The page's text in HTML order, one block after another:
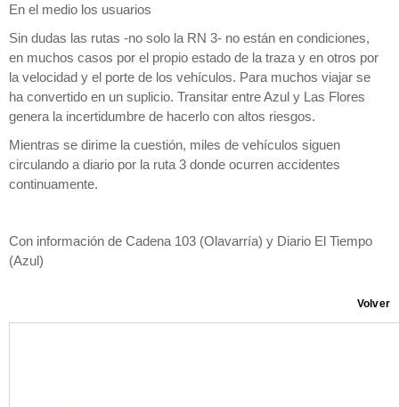
En el medio los usuarios
Sin dudas las rutas -no solo la RN 3- no están en condiciones,
en muchos casos por el propio estado de la traza y en otros por
la velocidad y el porte de los vehículos. Para muchos viajar se
ha convertido en un suplicio. Transitar entre Azul y Las Flores
genera la incertidumbre de hacerlo con altos riesgos.
Mientras se dirime la cuestión, miles de vehículos siguen
circulando a diario por la ruta 3 donde ocurren accidentes
continuamente.
Con información de Cadena 103 (Olavarría) y Diario El Tiempo
(Azul)
Volver